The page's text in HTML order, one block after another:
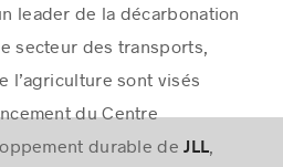
leader de la décarbonation
secteur des transports,
l’agriculture sont visés
du Centre
durable deJLL,